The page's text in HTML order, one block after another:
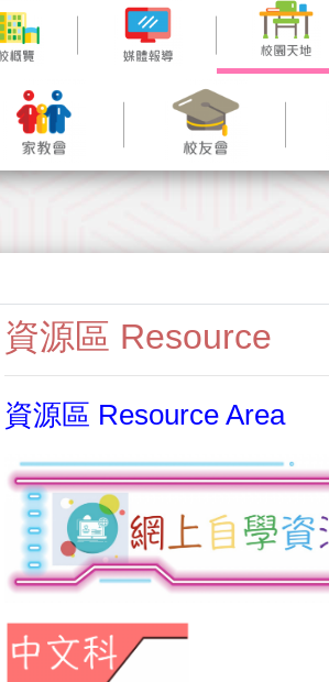
資源區 Resource
資源區 Resource Area